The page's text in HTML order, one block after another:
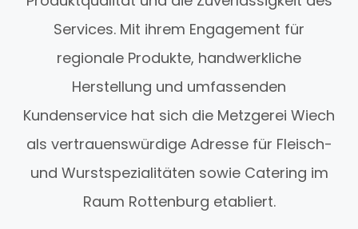
Services. Mit ihrem Engagement für
regionale Produkte, handwerkliche
Herstellung und umfassenden
Kundenservice hat sich die Metzgerei Wiech
als vertrauenswürdige Adresse für Fleisch-
und Wurstspezialitäten sowie Catering im
Raum Rottenburg etabliert.